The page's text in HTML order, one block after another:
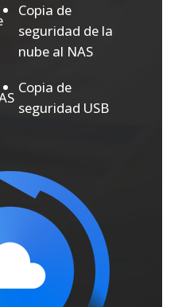
Copia de
seguridad de la
nube al NAS
Copia de
seguridad USB